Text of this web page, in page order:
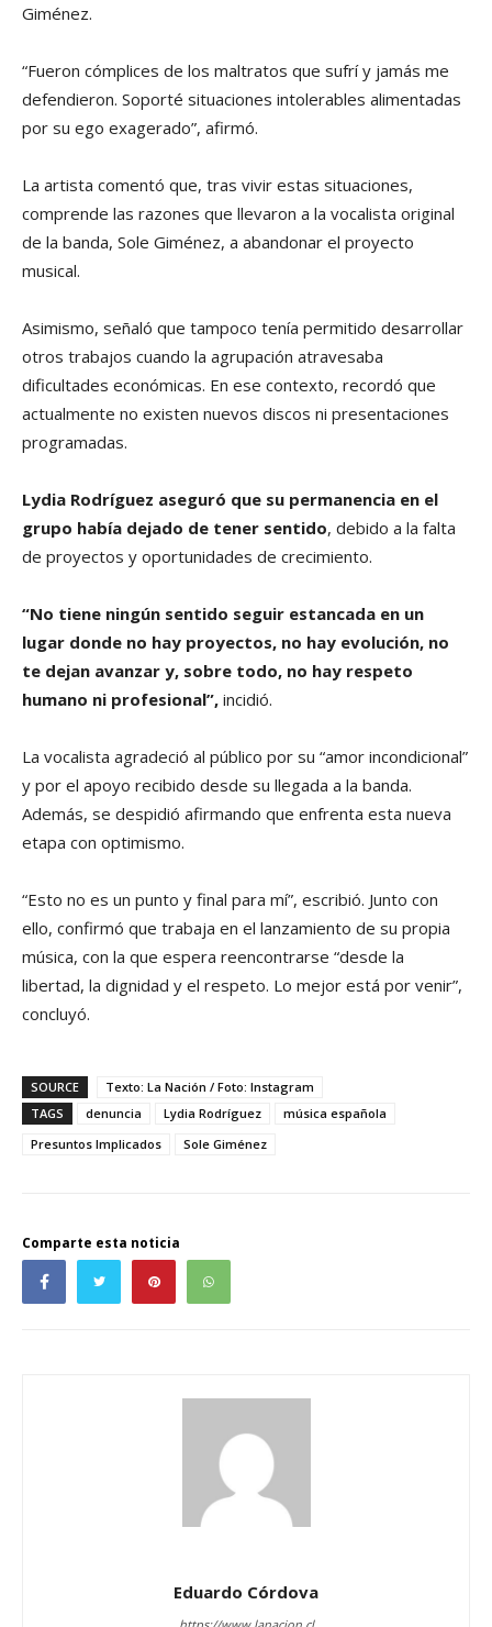
Giménez.
“Fueron cómplices de los maltratos que sufrí y jamás me
defendieron. Soporté situaciones intolerables alimentadas
por su ego exagerado”, afirmó.
La artista comentó que, tras vivir estas situaciones,
comprende las razones que llevaron a la vocalista original
de la banda, Sole Giménez, a abandonar el proyecto
musical.
Asimismo, señaló que tampoco tenía permitido desarrollar
otros trabajos cuando la agrupación atravesaba
dificultades económicas. En ese contexto, recordó que
actualmente no existen nuevos discos ni presentaciones
programadas.
Lydia Rodríguez aseguró que su permanencia en el
grupo había dejado de tener sentido, debido a la falta
de proyectos y oportunidades de crecimiento.
“No tiene ningún sentido seguir estancada en un
lugar donde no hay proyectos, no hay evolución, no
te dejan avanzar y, sobre todo, no hay respeto
humano ni profesional”, incidió.
La vocalista agradeció al público por su “amor incondicional”
y por el apoyo recibido desde su llegada a la banda.
Además, se despidió afirmando que enfrenta esta nueva
etapa con optimismo.
“Esto no es un punto y final para mí”, escribió. Junto con
ello, confirmó que trabaja en el lanzamiento de su propia
música, con la que espera reencontrarse “desde la
libertad, la dignidad y el respeto. Lo mejor está por venir”,
concluyó.
SOURCE
Texto: La Nación / Foto: Instagram
TAGS
denuncia Lydia Rodríguez
música española
Presuntos Implicados
Sole Giménez
Comparte esta noticia
Eduardo Córdova